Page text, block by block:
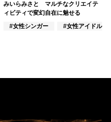
みいらみさと マルチなクリエイテ
ィビティで変幻自在に魅せる
#女性シンガー
#女性アイドル